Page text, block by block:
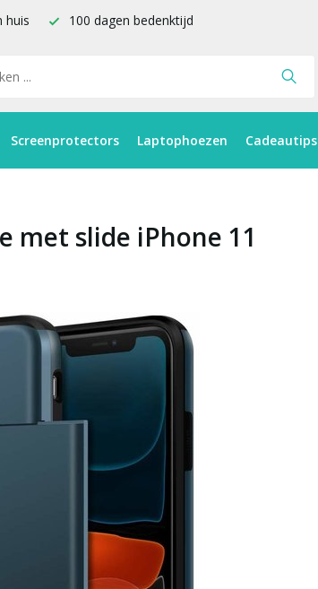
huis 100 dagen bedenktijd
Screenprotectors Laptophoezen Cadeautips
met slide iPhone 11